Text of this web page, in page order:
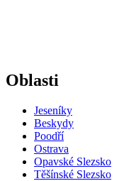
Oblasti
Jeseníky
Beskydy
Poodří
Ostrava
Opavské Slezsko
Těšínské Slezsko